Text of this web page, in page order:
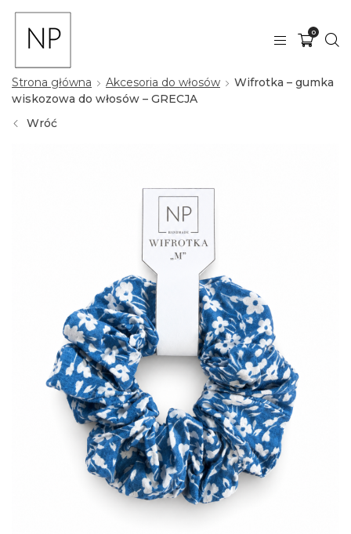
0
Strona główna Akcesoria do włosów
Wifrotka – gumka
wiskozowa do włosów – GRECJA
Wróć